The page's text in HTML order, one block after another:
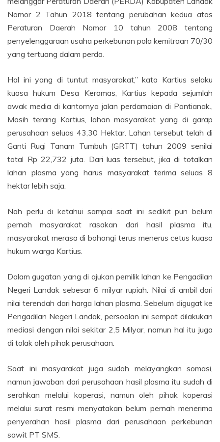
Nomor 2 Tahun 2018 tentang perubahan kedua atas
Peraturan Daerah Nomor 10 tahun 2008 tentang
penyelenggaraan usaha perkebunan pola kemitraan 70/30
yang tertuang dalam perda.
Hal ini yang di tuntut masyarakat,” kata Kartius selaku
kuasa hukum Desa Keramas, Kartius kepada sejumlah
awak media di kantornya jalan perdamaian di Pontianak.,
Masih terang Kartius, lahan masyarakat yang di garap
perusahaan seluas 43,30 Hektar. Lahan tersebut telah di
Ganti Rugi Tanam Tumbuh (GRTT) tahun 2009 senilai
total Rp 22,732 juta. Dari luas tersebut, jika di totalkan
lahan plasma yang harus masyarakat terima seluas 8
hektar lebih saja.
Nah perlu di ketahui sampai saat ini sedikit pun belum
pernah masyarakat rasakan dari hasil plasma itu,
masyarakat merasa di bohongi terus menerus cetus kuasa
hukum warga Kartius.
Dalam gugatan yang di ajukan pemilik lahan ke Pengadilan
Negeri Landak sebesar 6 milyar rupiah. Nilai di ambil dari
nilai terendah dari harga lahan plasma. Sebelum digugat ke
Pengadilan Negeri Landak, persoalan ini sempat dilakukan
mediasi dengan nilai sekitar 2,5 Milyar, namun hal itu juga
di tolak oleh pihak perusahaan.
Saat ini masyarakat juga sudah melayangkan somasi,
namun jawaban dari perusahaan hasil plasma itu sudah di
serahkan melalui koperasi, namun oleh pihak koperasi
melalui surat resmi menyatakan belum pernah menerima
penyerahan hasil plasma dari perusahaan perkebunan
sawit PT SMS.